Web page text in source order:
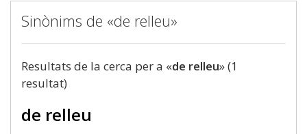
Sinònims de «de relleu»
Resultats de la cerca per a «de relleu» (1
resultat)
de relleu